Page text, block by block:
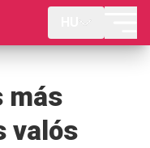
más
valós